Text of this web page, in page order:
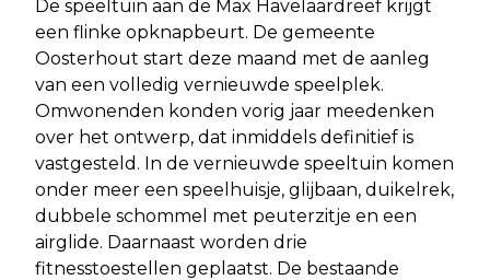
De speeltuin aan de Max Havelaardreef krijgt
een flinke opknapbeurt. De gemeente
Oosterhout start deze maand met de aanleg
van een volledig vernieuwde speelplek.
Omwonenden konden vorig jaar meedenken
over het ontwerp, dat inmiddels definitief is
vastgesteld. In de vernieuwde speeltuin komen
onder meer een speelhuisje, glijbaan, duikelrek,
dubbele schommel met peuterzitje en een
airglide. Daarnaast worden drie
fitnesstoestellen geplaatst. De bestaande